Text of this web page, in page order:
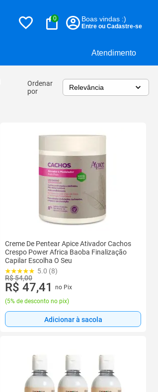
Atendimento
0 Boas vindas :)
Entre ou Cadastre-se
Ordenar
por
Creme De Pentear Apice Ativador Cachos
Crespo Power Africa Baoba Finalização
Capilar Escolha O Seu
5.0 (8)
R$ 54,00
R$ 47,41
no Pix
(5% de desconto no pix)
Adicionar à sacola